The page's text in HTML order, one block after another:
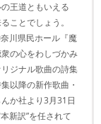
王道ともいえる
ことでしょう。
川県民ホール『魔
の心をわしづかみ
ジナル歌曲の詩集
以降の新作歌曲・
か社より3月31日
新訳”を任されて